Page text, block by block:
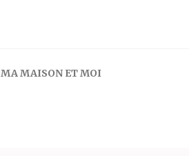
MA MAISON ET MOI